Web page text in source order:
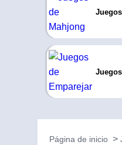
Página de inicio